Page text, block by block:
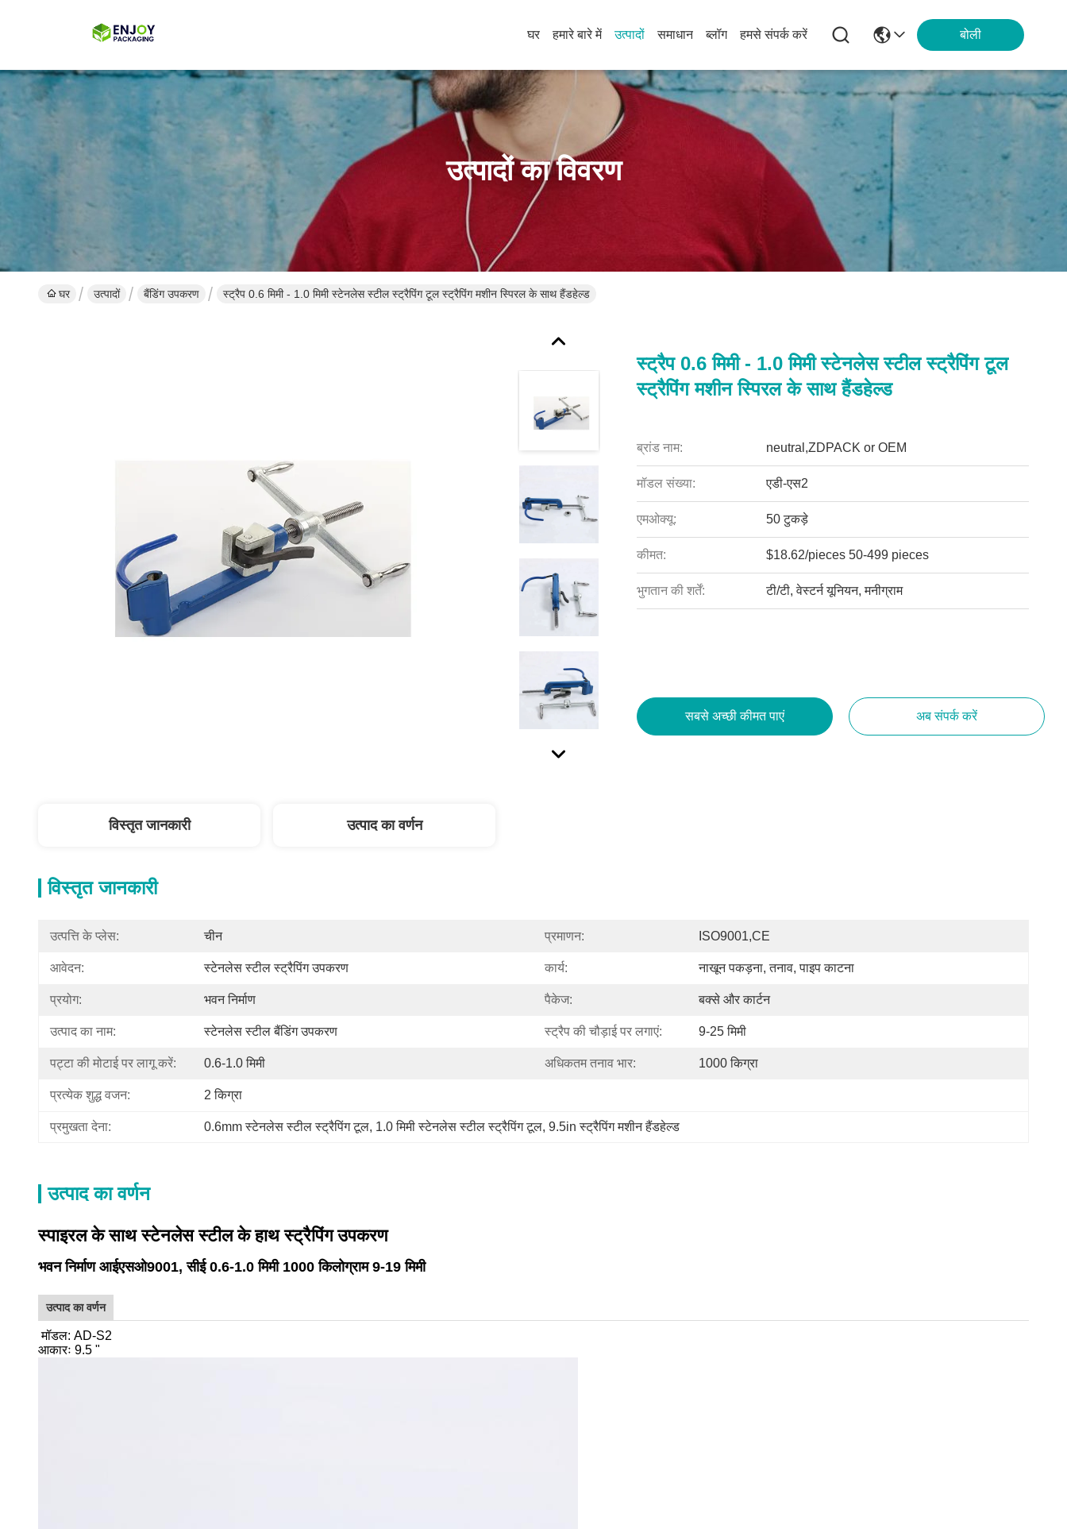
घर हमारे बारे में उत्पादों समाधान ब्लॉग हमसे संपर्क करें बोली
उत्पादों का विवरण
घर उत्पादों बैंडिंग उपकरण स्ट्रैप 0.6 मिमी - 1.0 मिमी स्टेनलेस स्टील स्ट्रैपिंग टूल स्ट्रैपिंग मशीन स्पिरल के साथ हैंडहेल्ड
स्ट्रैप 0.6 मिमी - 1.0 मिमी स्टेनलेस स्टील स्ट्रैपिंग टूल
स्ट्रैपिंग मशीन स्पिरल के साथ हैंडहेल्ड
ब्रांड नाम: neutral,ZDPACK or OEM
मॉडल संख्या: एडी-एस2
एमओक्यू: 50 टुकड़े
कीमत: $18.62/pieces 50-499 pieces
भुगतान की शर्तें: टी/टी, वेस्टर्न यूनियन, मनीग्राम
सबसे अच्छी कीमत पाएं अब संपर्क करें
विस्तृत जानकारी उत्पाद का वर्णन
विस्तृत जानकारी
उत्पत्ति के प्लेस: चीन प्रमाणन: ISO9001,CE
आवेदन: स्टेनलेस स्टील स्ट्रैपिंग उपकरण कार्य: नाखून पकड़ना, तनाव, पाइप काटना
प्रयोग: भवन निर्माण पैकेज: बक्से और कार्टन
उत्पाद का नाम: स्टेनलेस स्टील बैंडिंग उपकरण स्ट्रैप की चौड़ाई पर लगाएं: 9-25 मिमी
पट्टा की मोटाई पर लागू करें: 0.6-1.0 मिमी अधिकतम तनाव भार: 1000 किग्रा
प्रत्येक शुद्ध वजन: 2 किग्रा
प्रमुखता देना: 0.6mm स्टेनलेस स्टील स्ट्रैपिंग टूल, 1.0 मिमी स्टेनलेस स्टील स्ट्रैपिंग टूल, 9.5in स्ट्रैपिंग मशीन हैंडहेल्ड
उत्पाद का वर्णन
स्पाइरल के साथ स्टेनलेस स्टील के हाथ स्ट्रैपिंग उपकरण
भवन निर्माण आईएसओ9001, सीई 0.6-1.0 मिमी 1000 किलोग्राम 9-19 मिमी
उत्पाद का वर्णन
मॉडल: AD-S2
आकारः 9.5 "